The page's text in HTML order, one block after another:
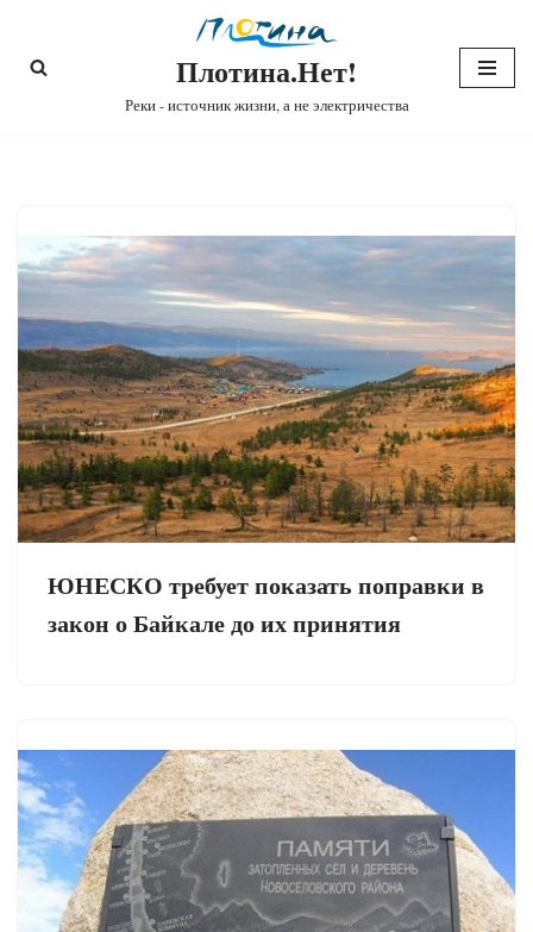
Перейти
Плотина.Нет!
Реки - источник жизни, а не электричества
ЮНЕСКО требует показать поправки в
закон о Байкале до их принятия